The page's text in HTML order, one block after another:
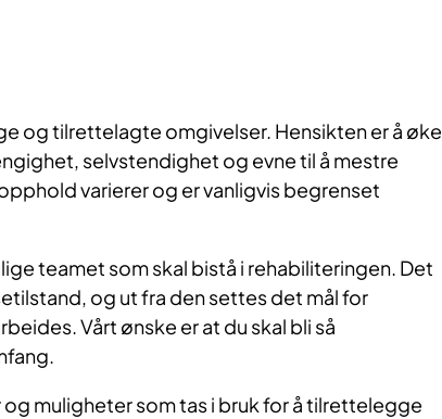
og tilrettelagte omgivelser. Hensikten er å øke
selvstendighet og evne til å mestre
varierer og er vanligvis begrenset
teamet som skal bistå i rehabiliteringen. Det
og ut fra den settes det mål for
Vårt ønske er at du skal bli så
muligheter som tas i bruk for å tilrettelegge